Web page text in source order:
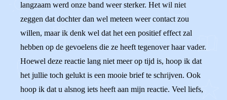
langzaam werd onze band weer sterker. Het wil niet
zeggen dat dochter dan wel meteen weer contact zou
willen, maar ik denk wel dat het een positief effect zal
hebben op de gevoelens die ze heeft tegenover haar vader.
Hoewel deze reactie lang niet meer op tijd is, hoop ik dat
het jullie toch gelukt is een mooie brief te schrijven. Ook
hoop ik dat u alsnog iets heeft aan mijn reactie. Veel liefs,